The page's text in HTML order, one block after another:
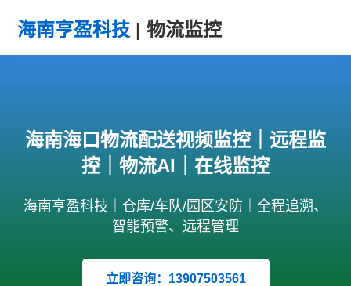
海南亨盈科技 | 物流监控
海南海口物流配送视频监控｜远程监
控｜物流AI｜在线监控
海南亨盈科技｜仓库/车队/园区安防｜全程追溯、
智能预警、远程管理
立即咨询：13907503561